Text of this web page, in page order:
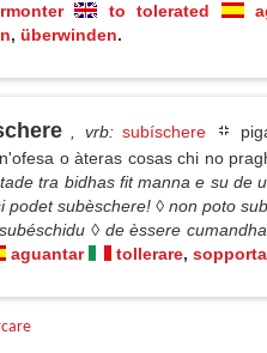
to tolerated
, überwinden.
, vrb: subíschere
o àteras cosas chi no
tra bidhas fit manna e su de
podet subèschere! ◊ non poto
◊ de èssere
aguantar tollerare,